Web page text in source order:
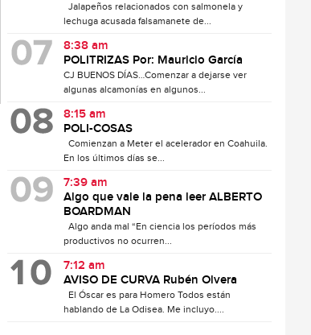
Jalapeños relacionados con salmonela y
lechuga acusada falsamanete de...
8:38 am
POLITRIZAS Por: Mauricio García
CJ BUENOS DÍAS…Comenzar a dejarse ver
algunas alcamonías en algunos...
8:15 am
POLI-COSAS
Comienzan a Meter el acelerador en Coahuila.
En los últimos días se...
7:39 am
Algo que vale la pena leer ALBERTO
BOARDMAN
Algo anda mal “En ciencia los períodos más
productivos no ocurren...
7:12 am
AVISO DE CURVA Rubén Olvera
El Óscar es para Homero Todos están
hablando de La Odisea. Me incluyo....